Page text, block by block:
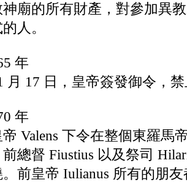
神廟的所有財產，對參加異
人。
年
17 日，皇帝簽發御令，禁
年
下令在整個東羅馬帝
總督 Fiustius 以及祭司
前皇帝 Iulianus 所有的朋